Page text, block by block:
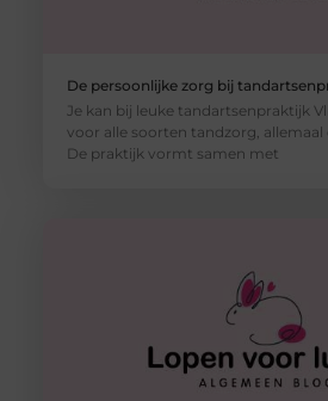
De persoonlijke zorg bij
Je kan bij leuke tandartsenpraktijk
voor alle soorten tandzorg, allemaal
De praktijk vormt samen met